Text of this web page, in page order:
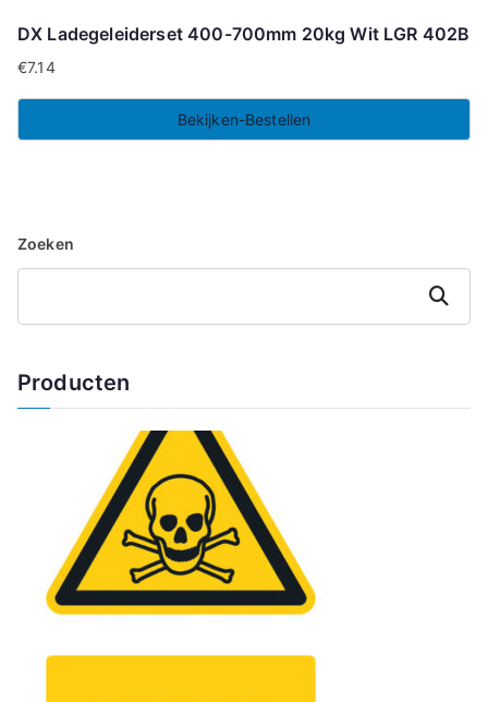
DX Ladegeleiderset 400-700mm 20kg Wit LGR 402B
€7.14
Bekijken-Bestellen
Zoeken
Zoeken
Producten